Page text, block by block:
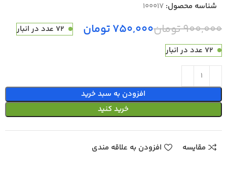
شناسه محصول:100017
900,000تومان750,000تومان
72 عدد در انبار
72 عدد در انبار
افزودن به سبد خرید
خرید کنید
مقایسه افزودن به علاقه مندی